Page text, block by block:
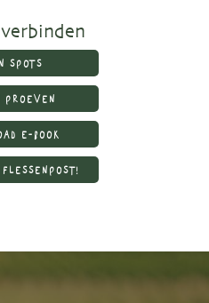
SPOTS
PROEVEN
E-BOOK